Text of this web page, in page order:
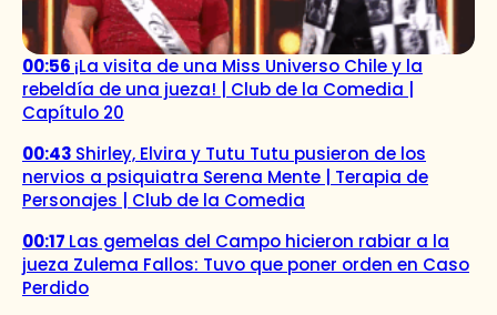
00:56 ¡La visita de una Miss Universo Chile y la
rebeldía de una jueza! | Club de la Comedia |
Capítulo 20
00:43 Shirley, Elvira y Tutu Tutu pusieron de los
nervios a psiquiatra Serena Mente | Terapia de
Personajes | Club de la Comedia
00:17 Las gemelas del Campo hicieron rabiar a la
jueza Zulema Fallos: Tuvo que poner orden en Caso
Perdido